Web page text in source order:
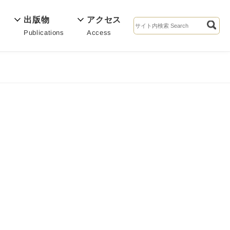
出版物
Publications
アクセス
Access